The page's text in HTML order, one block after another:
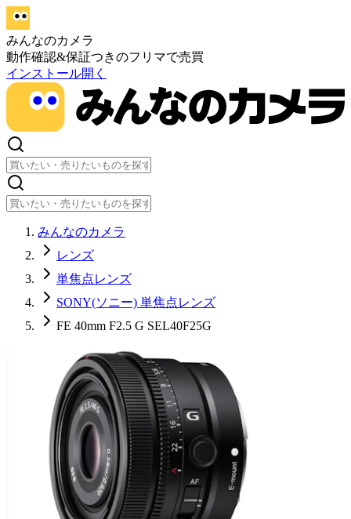
みんなのカメラ
動作確認&保証つきのフリマで売買
インストール開く
みんなのカメラ
レンズ
単焦点レンズ
SONY(ソニー) 単焦点レンズ
FE 40mm F2.5 G SEL40F25G